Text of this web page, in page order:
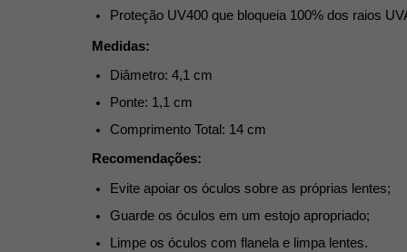
Proteção UV400 que bloqueia 100% dos raios
Medidas:
Diâmetro: 4,1 cm
Ponte: 1,1 cm
Comprimento Total: 14 cm
Recomendações:
Evite apoiar os óculos sobre as próprias lentes;
Guarde os óculos em um estojo apropriado;
Limpe os óculos com flanela e limpa lentes.